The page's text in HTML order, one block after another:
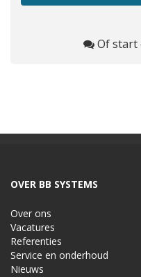
Of start
OVER BB SYSTEMS
Over ons
Vacatures
Referenties
Service en onderhoud
Nieuws